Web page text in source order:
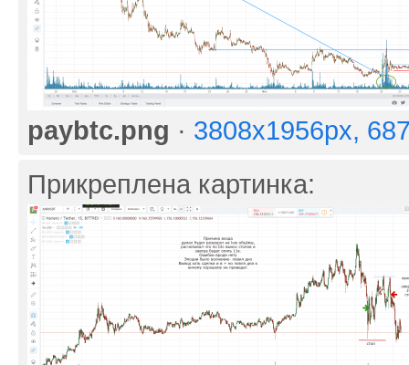
paybtc.png · 3808x1956px,
Прикреплена картинка: